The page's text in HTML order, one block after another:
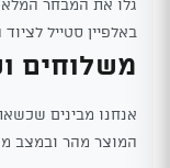
באלפיין סטייל
משלוחים
אנחנו מבינים
המוצר מהר ובמצב